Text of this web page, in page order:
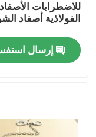
أخبار
اطلب اقتباس
سترة عسكرية
للاضطرابات الأصفاد
الفولاذية أصفاد
إرسال